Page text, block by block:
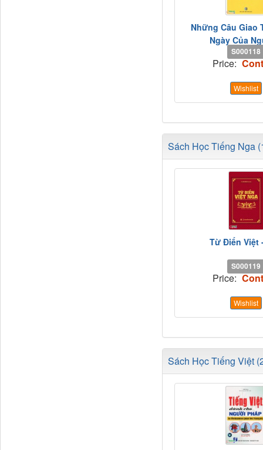
Những Câu Giao
Ngày Của
S000118
Price:
Wishlist
Sách Học Tiếng Nga
Từ Điển Việt
S000119
Price:
Wishlist
Sách Học Tiếng Việt